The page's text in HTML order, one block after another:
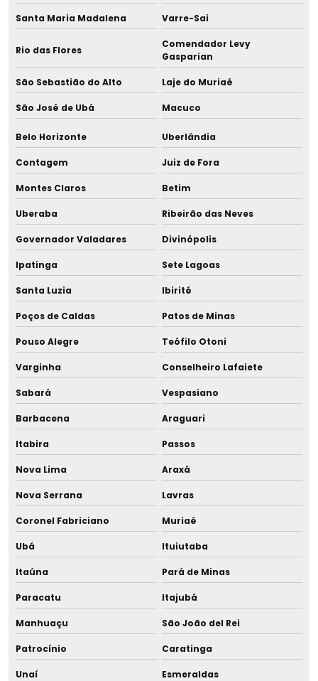
Gestão de resíduos em restaurantes
Gestão de resíduos sólidos
Gestão de resíduos sólidos e efluentes
Gestão de resíduos sólidos industriais
Gestão tratamento de esgoto
Implantação de estação de tratamento de esgoto
Licença ambiental única
Licença de instalação ambiental
Licença de instalação de ampliação
Licença de instalação e funcionamento
Licença de instalação li
Licença de instalação e licença de operação
Licença de instalação loteamento
Licença de instalação e operação
Licença de operação ambiental
Licença de operação da empresa
Licença de operação municipal
Licença de operação de regularização
Licença de operação renovação
Licença prévia
Licença prévia ambiental
Santa Maria Madalena Varre-Sai
Rio das Flores
Comendador Levy
Gasparian
São Sebastião do Alto Laje do Muriaé
São José de Ubá Macuco
Belo Horizonte Uberlândia
Contagem Juiz de Fora
Montes Claros Betim
Uberaba Ribeirão das Neves
Governador Valadares Divinópolis
Ipatinga Sete Lagoas
Santa Luzia Ibirité
Poços de Caldas Patos de Minas
Pouso Alegre Teófilo Otoni
Varginha Conselheiro Lafaiete
Sabará Vespasiano
Barbacena Araguari
Itabira Passos
Nova Lima Araxá
Nova Serrana Lavras
Coronel Fabriciano Muriaé
Ubá Ituiutaba
Itaúna Pará de Minas
Paracatu Itajubá
Manhuaçu São João del Rei
Patrocínio Caratinga
Unaí Esmeraldas